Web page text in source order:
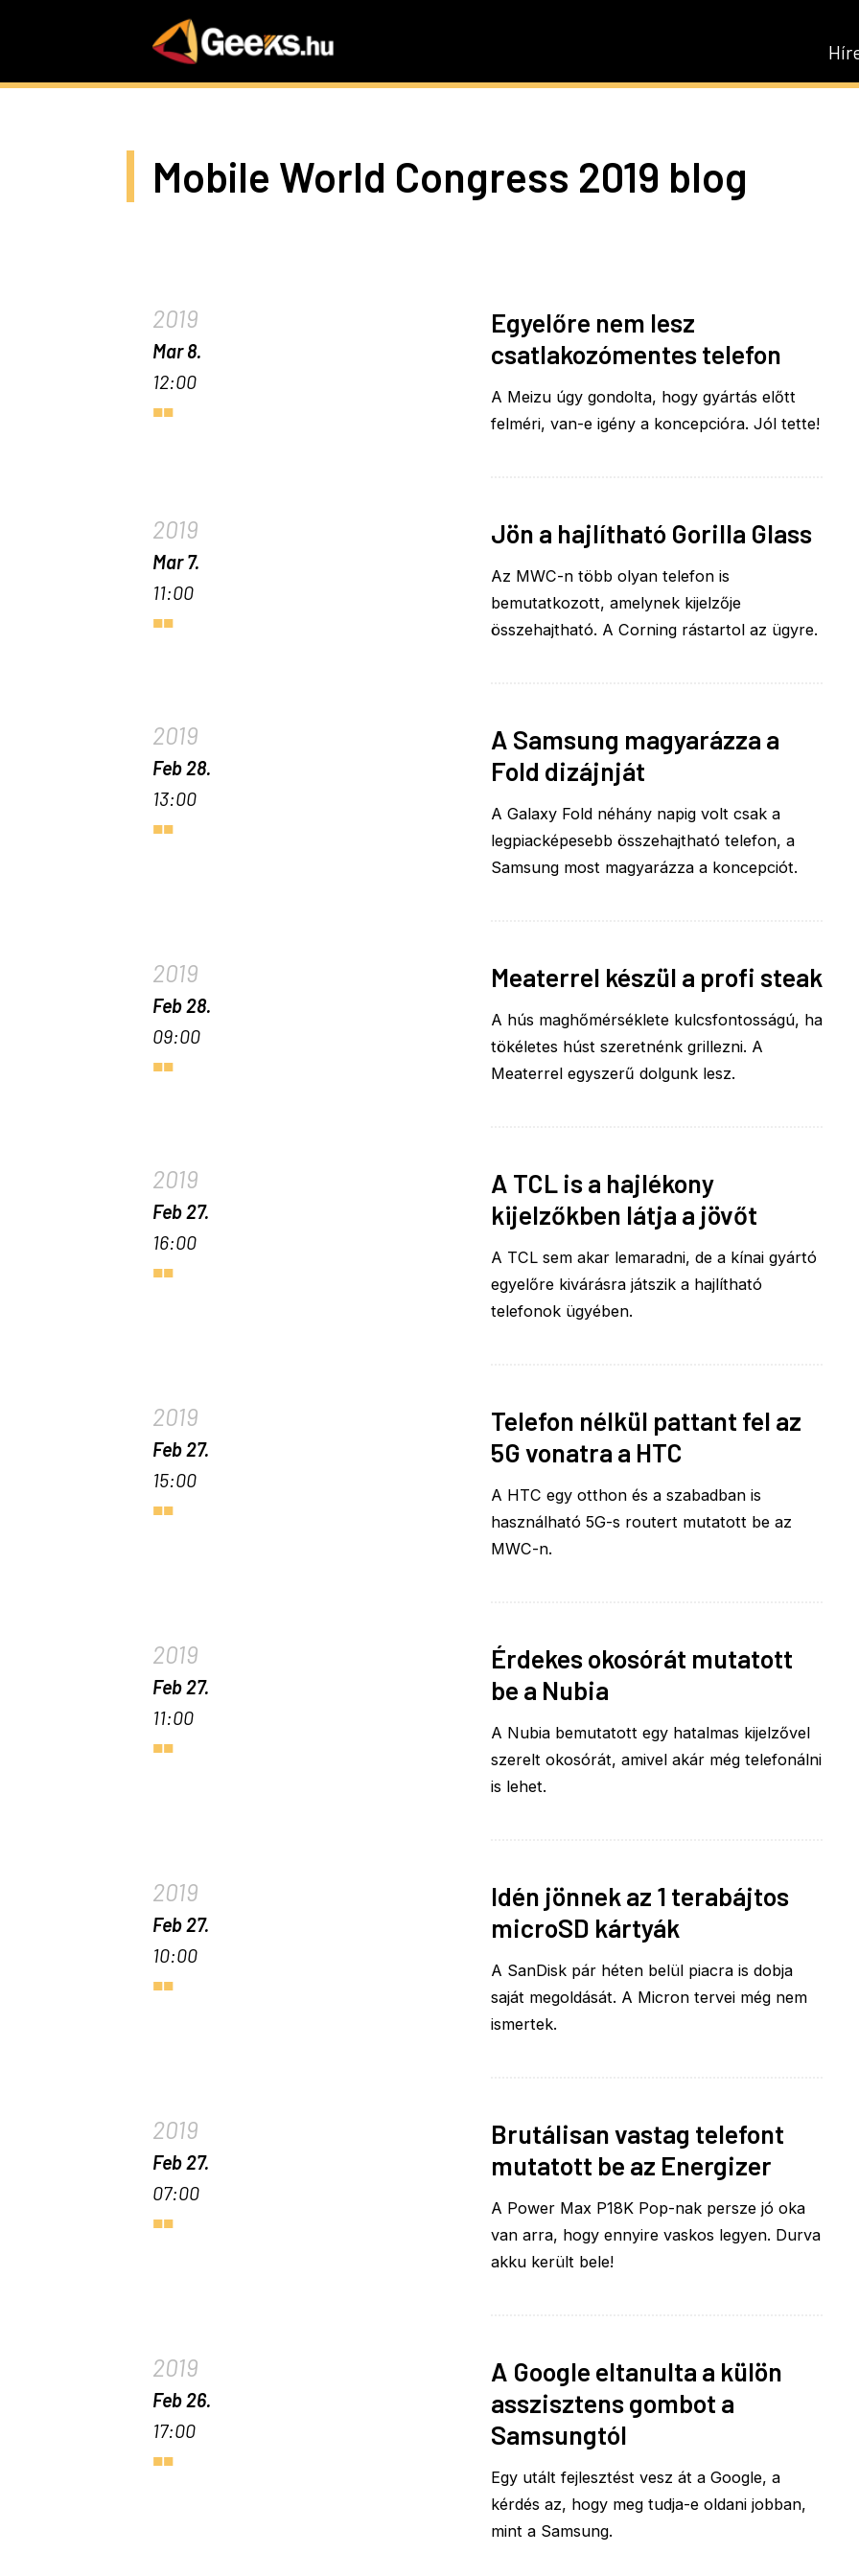
Mobile World Congress 2019 blog
2019
Mar 8.
12:00
Egyelőre nem lesz
csatlakozómentes telefon
A Meizu úgy gondolta, hogy gyártás előtt
felméri, van-e igény a koncepcióra. Jól tette!
2019
Mar 7.
11:00
Jön a hajlítható Gorilla Glass
Az MWC-n több olyan telefon is
bemutatkozott, amelynek kijelzője
összehajtható. A Corning rástartol az ügyre.
2019
Feb 28.
13:00
A Samsung magyarázza a
Fold dizájnját
A Galaxy Fold néhány napig volt csak a
legpiacképesebb összehajtható telefon, a
Samsung most magyarázza a koncepciót.
2019
Feb 28.
09:00
Meaterrel készül a profi steak
A hús maghőmérséklete kulcsfontosságú, ha
tökéletes húst szeretnénk grillezni. A
Meaterrel egyszerű dolgunk lesz.
2019
Feb 27.
16:00
A TCL is a hajlékony
kijelzőkben látja a jövőt
A TCL sem akar lemaradni, de a kínai gyártó
egyelőre kivárásra játszik a hajlítható
telefonok ügyében.
2019
Feb 27.
15:00
Telefon nélkül pattant fel az
5G vonatra a HTC
A HTC egy otthon és a szabadban is
használható 5G-s routert mutatott be az
MWC-n.
2019
Feb 27.
11:00
Érdekes okosórát mutatott
be a Nubia
A Nubia bemutatott egy hatalmas kijelzővel
szerelt okosórát, amivel akár még telefonálni
is lehet.
2019
Feb 27.
10:00
Idén jönnek az 1 terabájtos
microSD kártyák
A SanDisk pár héten belül piacra is dobja
saját megoldását. A Micron tervei még nem
ismertek.
2019
Feb 27.
07:00
Brutálisan vastag telefont
mutatott be az Energizer
A Power Max P18K Pop-nak persze jó oka
van arra, hogy ennyire vaskos legyen. Durva
akku került bele!
2019
Feb 26.
17:00
A Google eltanulta a külön
asszisztens gombot a
Samsungtól
Egy utált fejlesztést vesz át a Google, a
kérdés az, hogy meg tudja-e oldani jobban,
mint a Samsung.